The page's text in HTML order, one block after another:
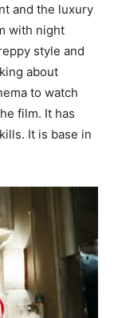
and the luxury
with night
style and
about
to watch
film. It has
It is base in